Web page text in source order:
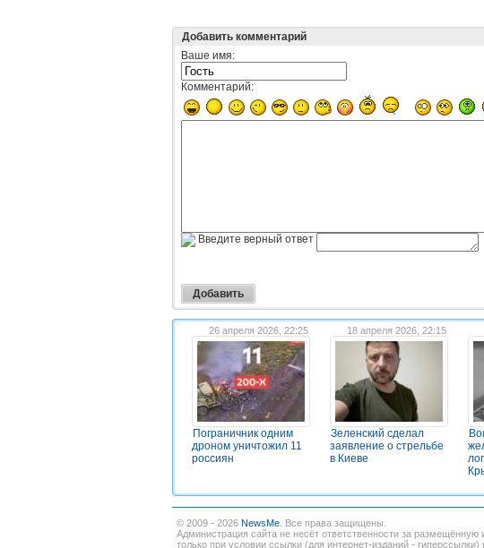
Добавить комментарий
Ваше имя:
Комментарий:
Введите верный ответ
26 апреля 2026, 22:25
Пограничник одним
дроном уничтожил 11
россиян
18 апреля 2026, 22:15
Зеленский сделал
заявление о стрельбе
в Киеве
© 2009 - 2026 NewsMe . Все права защищены.
Администрация сайта не несёт ответственности за
только при условии ссылки (для интернет-изданий - гиперссылки)